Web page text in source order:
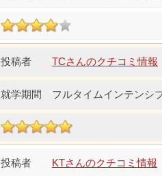
TCさんのクチコミ情報
フルタイムインテンシ
KTさんのクチコミ情報